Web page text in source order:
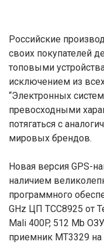
Российские
своих покупателей
топовыми
исключением из
“Электронных
превосходными
потягаться с
мировых брендов.
Новая версия GPS-
наличием
программного
GHz ЦП TCC8925 от
Mali 400P, 512 Mb
приемник MT3329 на